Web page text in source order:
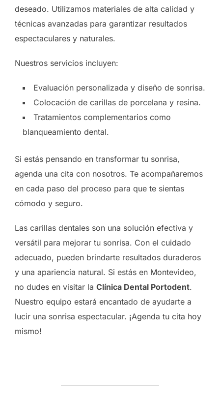
deseado. Utilizamos materiales de alta calidad y
técnicas avanzadas para garantizar resultados
espectaculares y naturales.
Nuestros servicios incluyen:
Evaluación personalizada y diseño de sonrisa.
Colocación de carillas de porcelana y resina.
Tratamientos complementarios como
blanqueamiento dental.
Si estás pensando en transformar tu sonrisa,
agenda una cita con nosotros. Te acompañaremos
en cada paso del proceso para que te sientas
cómodo y seguro.
Las carillas dentales son una solución efectiva y
versátil para mejorar tu sonrisa. Con el cuidado
adecuado, pueden brindarte resultados duraderos
y una apariencia natural. Si estás en Montevideo,
no dudes en visitar la Clínica Dental Portodent.
Nuestro equipo estará encantado de ayudarte a
lucir una sonrisa espectacular. ¡Agenda tu cita hoy
mismo!